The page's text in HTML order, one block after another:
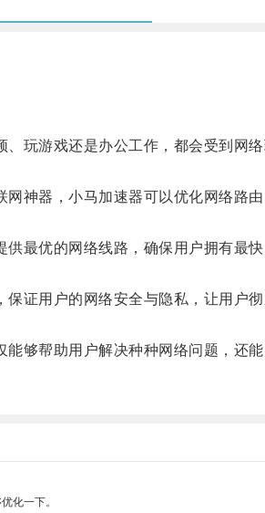
游戏还是办公工作，都会受到网
器，小马加速器可以优化网络路
优的网络线路，确保用户拥有最
用户的网络安全与隐私，让用户
帮助用户解决种种网络问题，还
化一下。